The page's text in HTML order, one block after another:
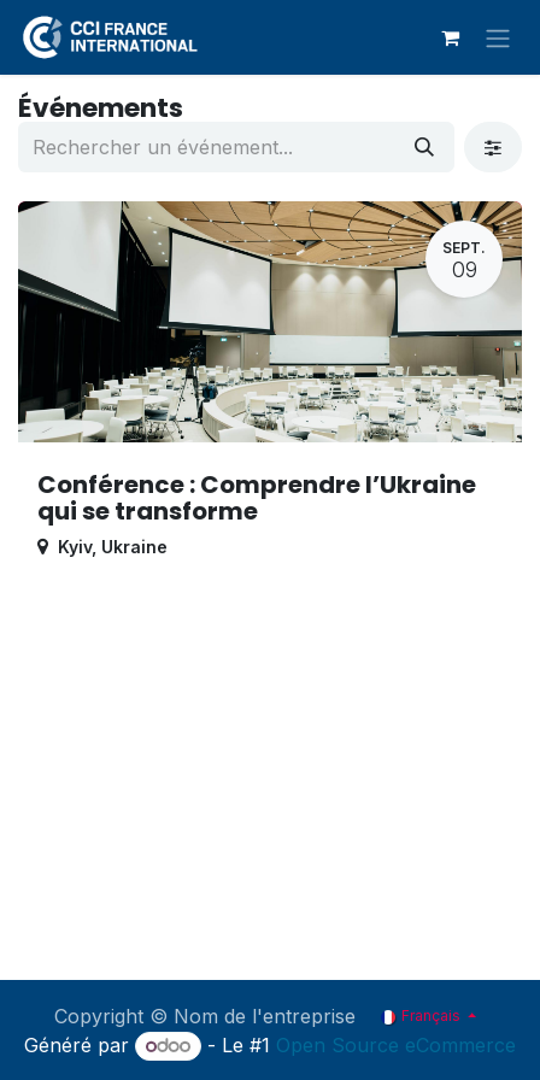
Se rendre au contenu
Événements
SEPT.
09
Conférence : Comprendre l’Ukraine
qui se transforme
Kyiv, Ukraine
Copyright © Nom de l'entreprise Français
Généré par - Le #1 Open Source eCommerce